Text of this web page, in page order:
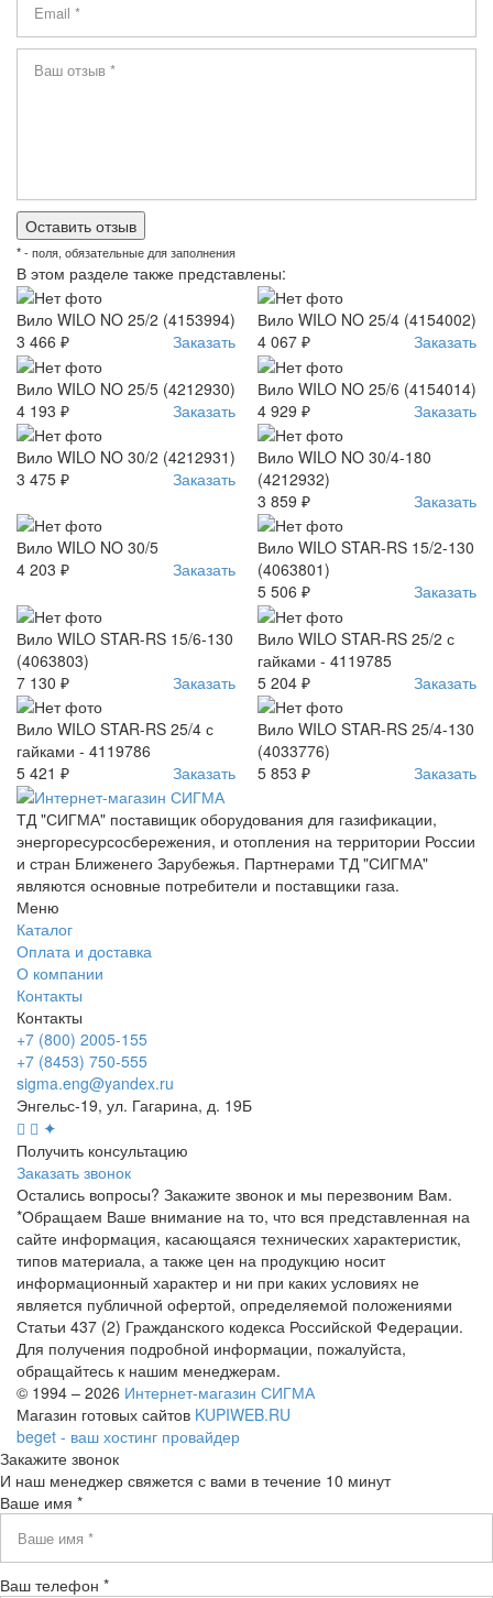
* - поля, обязательные для заполнения
В этом разделе также представлены:
Вило WILO NO 25/2 (4153994)
3 466 ₽
Заказать
Вило WILO NO 25/4 (4154002)
4 067 ₽
Заказать
Вило WILO NO 25/5 (4212930)
4 193 ₽
Заказать
Вило WILO NO 25/6 (4154014)
4 929 ₽
Заказать
Вило WILO NO 30/2 (4212931)
3 475 ₽
Заказать
Вило WILO NO 30/4-180
(4212932)
3 859 ₽
Заказать
Вило WILO NO 30/5
4 203 ₽
Заказать
Вило WILO STAR-RS 15/2-130
(4063801)
5 506 ₽
Заказать
Вило WILO STAR-RS 15/6-130
(4063803)
7 130 ₽
Заказать
Вило WILO STAR-RS 25/2 с
гайками - 4119785
5 204 ₽
Заказать
Вило WILO STAR-RS 25/4 с
гайками - 4119786
5 421 ₽
Заказать
Вило WILO STAR-RS 25/4-130
(4033776)
5 853 ₽
Заказать
ТД "СИГМА" поставищик оборудования для газификации,
энергоресурсосбережения, и отопления на территории России
и стран Ближенего Зарубежья. Партнерами ТД "СИГМА"
являются основные потребители и поставщики газа.
Меню
Каталог
Оплата и доставка
О компании
Контакты
Контакты
+7 (800) 2005-155
+7 (8453) 750-555
sigma.eng@yandex.ru
Энгельс-19, ул. Гагарина, д. 19Б
✦
Получить консультацию
Заказать звонок
Остались вопросы? Закажите звонок и мы перезвоним Вам.
*Обращаем Ваше внимание на то, что вся представленная на
сайте информация, касающаяся технических характеристик,
типов материала, а также цен на продукцию носит
информационный характер и ни при каких условиях не
является публичной офертой, определяемой положениями
Статьи 437 (2) Гражданского кодекса Российской Федерации.
Для получения подробной информации, пожалуйста,
обращайтесь к нашим менеджерам.
© 1994 – 2026 Интернет-магазин СИГМА
Магазин готовых сайтов KUPIWEB.RU
beget - ваш хостинг провайдер
Закажите звонок
И наш менеджер свяжется с вами в течение 10 минут
Ваше имя *
Ваш телефон *